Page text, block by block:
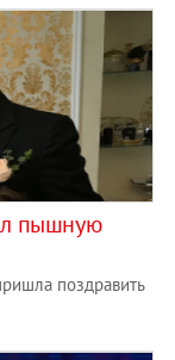
пышную
поздравить